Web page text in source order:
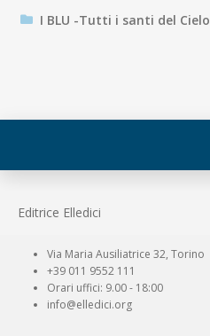
I BLU -Tutti i santi del Cielo
Editrice Elledici
Via Maria Ausiliatrice 32, Torino
+39 011 9552 111
Orari uffici: 9.00 - 18:00
info@elledici.org